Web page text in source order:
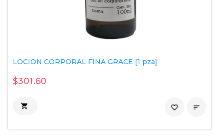
LOCION CORPORAL FINA GRACE [1 pza]
$301.60
 
favorite_border